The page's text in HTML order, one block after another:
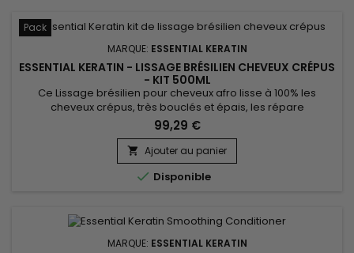
Pack
MARQUE: ESSENTIAL KERATIN
ESSENTIAL KERATIN - LISSAGE BRÉSILIEN CHEVEUX CRÉPUS
- KIT 500ML
Ce Lissage brésilien pour cheveux afro lisse à 100% les
cheveux crépus, très bouclés et épais, les répare
instantanément, renforce la tige capillaire, stoppe la casse et
régénère les cheveux. Enrichi en protéines de Soie, phyto-
kératine et beurre de Karité, Essential Keratin Lissage
Brésilien cheveux crépus agit au cœur de la fibre capillaire
pour...
99,29 €
 Ajouter au panier
 Disponible
MARQUE: ESSENTIAL KERATIN